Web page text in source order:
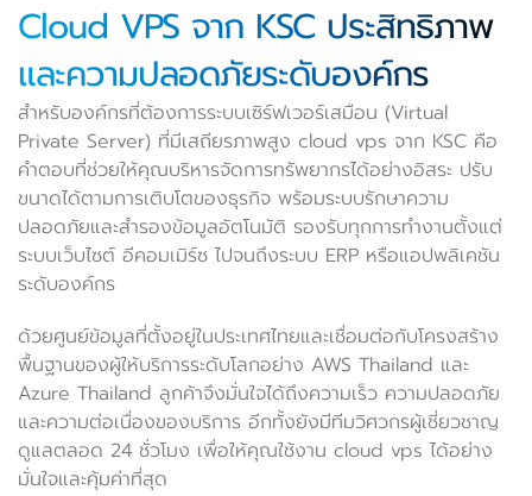
Cloud VPS จาก KSC ประสิทธิภาพ
และความปลอดภัยระดับองค์กร
สำหรับองค์กรที่ต้องการระบบเซิร์ฟเวอร์เสมือน (Virtual
Private Server) ที่มีเสถียรภาพสูง cloud vps จาก KSC คือ
คำตอบที่ช่วยให้คุณบริหารจัดการทรัพยากรได้อย่างอิสระ ปรับ
ขนาดได้ตามการเติบโตของธุรกิจ พร้อมระบบรักษาความ
ปลอดภัยและสำรองข้อมูลอัตโนมัติ รองรับทุกการทำงานตั้งแต่
ระบบเว็บไซต์ อีคอมเมิร์ซ ไปจนถึงระบบ ERP หรือแอปพลิเคชัน
ระดับองค์กร
ด้วยศูนย์ข้อมูลที่ตั้งอยู่ในประเทศไทยและเชื่อมต่อกับโครงสร้าง
พื้นฐานของผู้ให้บริการระดับโลกอย่าง AWS Thailand และ
Azure Thailand ลูกค้าจึงมั่นใจได้ถึงความเร็ว ความปลอดภัย
และความต่อเนื่องของบริการ อีกทั้งยังมีทีมวิศวกรผู้เชี่ยวชาญ
ดูแลตลอด 24 ชั่วโมง เพื่อให้คุณใช้งาน cloud vps ได้อย่าง
มั่นใจและคุ้มค่าที่สุด